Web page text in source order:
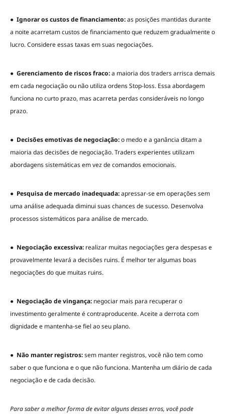
● Ignorar os custos de financiamento:as posições mantidas durante
a noite acarretam custos de financiamento que reduzem gradualmente o
lucro. Considere essas taxas em suas negociações.
● Gerenciamento de riscos fraco:a maioria dos traders arrisca demais
em cada negociação ou não utiliza ordens Stop-loss. Essa abordagem
funciona no curto prazo, mas acarreta perdas consideráveis no longo
prazo.
● Decisões emotivas de negociação:o medo e a ganância ditam a
maioria das decisões de negociação. Traders experientes utilizam
abordagens sistemáticas em vez de comandos emocionais.
● Pesquisa de mercado inadequada:apressar-se em operações sem
uma análise adequada diminui suas chances de sucesso. Desenvolva
processos sistemáticos para análise de mercado.
● Negociação excessiva: realizar muitas negociações gera despesas e
provavelmente levará a decisões ruins. É melhor ter algumas boas
negociações do que muitas ruins.
● Negociação de vingança: negociar mais para recuperar o
investimento geralmente é contraproducente. Aceite a derrota com
dignidade e mantenha-se fiel ao seu plano.
● Não manter registros:sem manter registros, você não tem como
saber o que funciona e o que não funciona. Mantenha um diário de cada
negociação e de cada decisão.
Para saber a melhor forma de evitar alguns desses erros, você pode